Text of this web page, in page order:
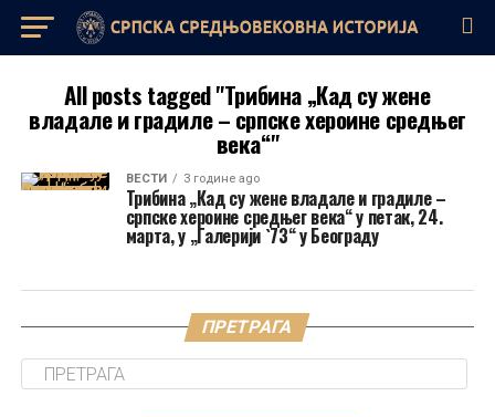
All posts tagged "Трибина „Кад су жене
владале и градиле – српске хероине средњег
века“"
ВЕСТИ 3 године ago
Трибина „Кад су жене владале и градиле –
српске хероине средњег века“ у петак, 24.
марта, у „Галерији `73“ у Београду
ПРЕТРАГА